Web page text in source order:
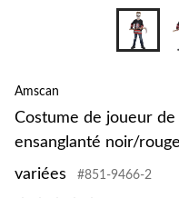
Amscan
Costume de joueur de
ensanglanté noir/
variées
#851-9466-2